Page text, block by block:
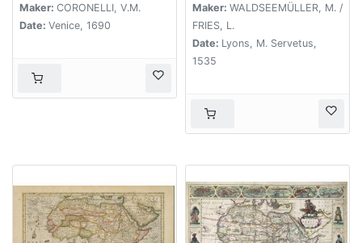
Maker: CORONELLI, V.M.
Date: Venice, 1690
Maker: WALDSEEMÜLLER, M. /
FRIES, L.
Date: Lyons, M. Servetus,
1535